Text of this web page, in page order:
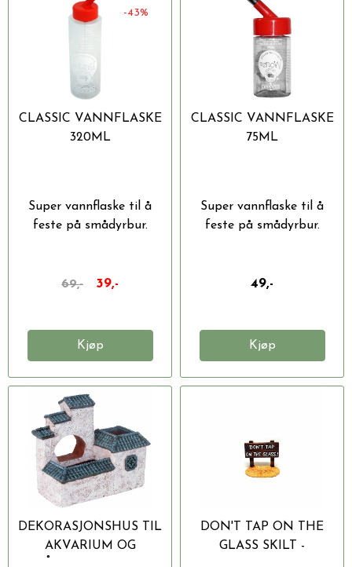
-43%
CLASSIC VANNFLASKE
320ML
Super vannflaske til å
feste på smådyrbur.
69,- 39,-
Kjøp
CLASSIC VANNFLASKE
75ML
Super vannflaske til å
feste på smådyrbur.
49,-
Kjøp
DEKORASJONSHUS TIL
AKVARIUM OG
DON'T TAP ON THE
GLASS SKILT -